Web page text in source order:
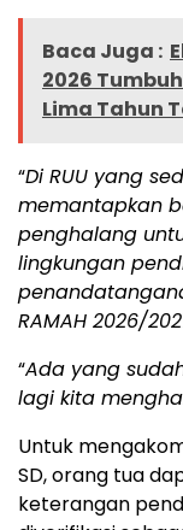
Baca Juga :
2026
Lima Tahun
“Di RUU yang
memantapkan
penghalang
lingkungan
RAMAH 2026/
“Ada yang
lagi kita
Untuk
SD, orang tua
keterangan